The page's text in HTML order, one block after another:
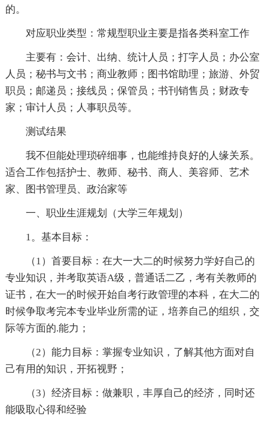
的。
对应职业类型：常规型职业主要是指各类科室工作
主要有：会计、出纳、统计人员；打字人员；办公室
人员；秘书与文书；商业教师；图书馆助理；旅游、外贸
职员；邮递员；接线员；保管员；书刊销售员；财政专
家；审计人员；人事职员等。
测试结果
我不但能处理琐碎细事，也能维持良好的人缘关系。
适合工作包括护士、教师、秘书、商人、美容师、艺术
家、图书管理员、政治家等
一、职业生涯规划（大学三年规划）
1。基本目标：
（1）首要目标：在大一大二的时候努力学好自己的
专业知识，并考取英语A级，普通话二乙，考有关教师的
证书，在大一的时候开始自考行政管理的本科，在大二的
时候争取考完本专业毕业所需的证，培养自己的组织，交
际等方面的.能力；
（2）能力目标：掌握专业知识，了解其他方面对自
己有用的知识，开拓视野；
（3）经济目标：做兼职，丰厚自己的经济，同时还
能吸取心得和经验